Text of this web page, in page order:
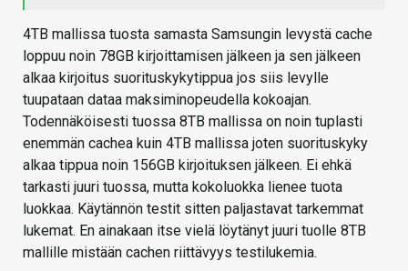
4TB mallissa tuosta samasta Samsungin levystä cache
loppuu noin 78GB kirjoittamisen jälkeen ja sen jälkeen
alkaa kirjoitus suorituskykytippua jos siis levylle
tuupataan dataa maksiminopeudella kokoajan.
Todennäköisesti tuossa 8TB mallissa on noin tuplasti
enemmän cachea kuin 4TB mallissa joten suorituskyky
alkaa tippua noin 156GB kirjoituksen jälkeen. Ei ehkä
tarkasti juuri tuossa, mutta kokoluokka lienee tuota
luokkaa. Käytännön testit sitten paljastavat tarkemmat
lukemat. En ainakaan itse vielä löytänyt juuri tuolle 8TB
mallille mistään cachen riittävyys testilukemia.